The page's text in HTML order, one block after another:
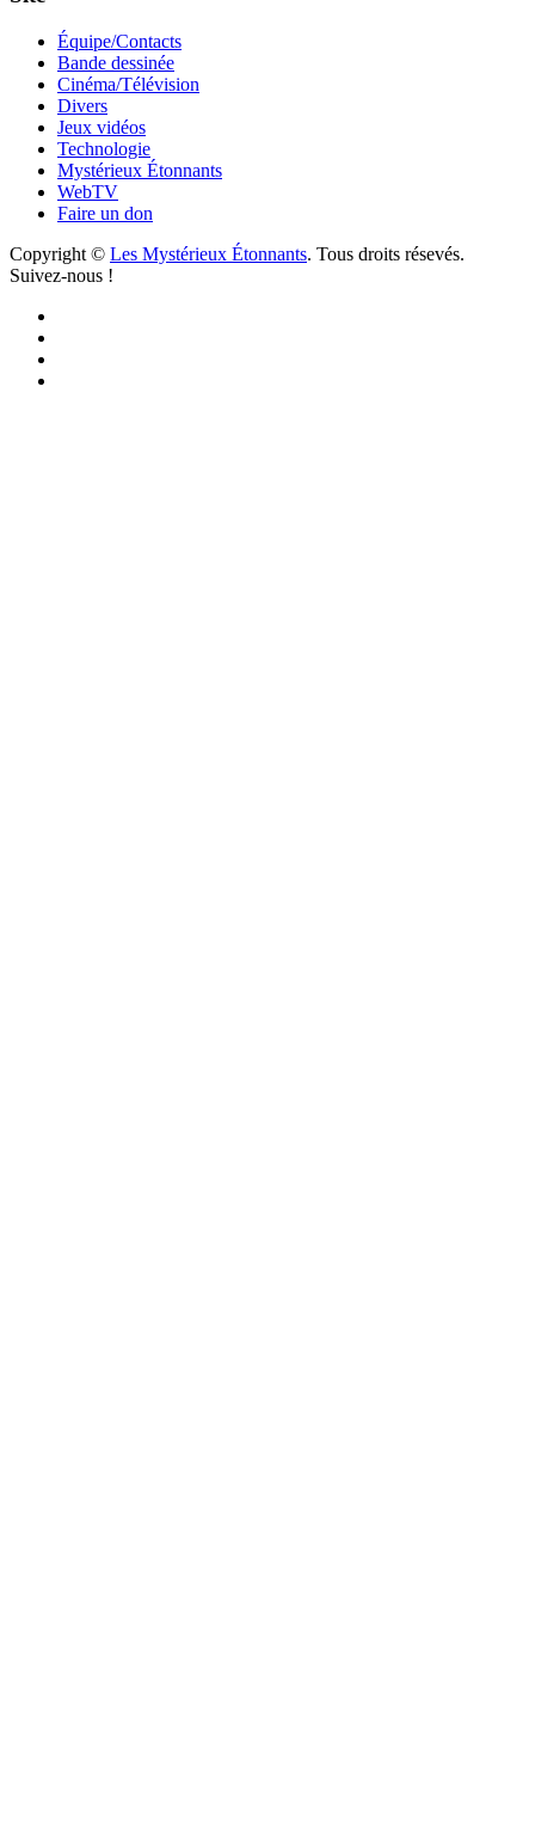
Équipe/Contacts
Bande dessinée
Cinéma/Télévision
Divers
Jeux vidéos
Technologie
Mystérieux Étonnants
WebTV
Faire un don
Copyright © Les Mystérieux Étonnants. Tous droits résevés.
Suivez-nous !